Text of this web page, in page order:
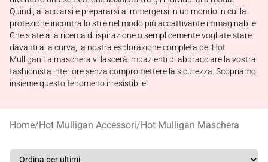
Quindi, allacciarsi e prepararsi a immergersi in un mondo in cui la
protezione incontra lo stile nel modo più accattivante immaginabile.
Che siate alla ricerca di ispirazione o semplicemente vogliate stare
davanti alla curva, la nostra esplorazione completa del Hot
Mulligan La maschera vi lascerà impazienti di abbracciare la vostra
fashionista interiore senza compromettere la sicurezza. Scopriamo
insieme questo fenomeno irresistibile!
Home/Hot Mulligan Accessori/Hot Mulligan Maschera